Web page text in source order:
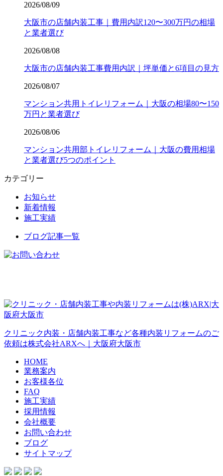
2026/08/09
大阪市の店舗内装工事｜費用内訳120〜300万円の相場
と業者選び
2026/08/08
大阪市の店舗内装工事費用内訳｜坪単価と6項目の見方
2026/08/07
マンション共用トイレリフォーム｜大阪の相場80〜150
万円と業者選び
2026/08/06
マンション共用部トイレリフォーム｜大阪の費用相場
と業者選び5つのポイント
カテゴリー
お知らせ
新着情報
施工実績
ブログ記事一覧
クリニック内装・店舗内装工事など各種内装リフォームのご
依頼は株式会社ARXへ｜大阪府大阪市
HOME
業務案内
お客様各位
FAQ
施工実績
採用情報
会社概要
お問い合わせ
ブログ
サイトマップ